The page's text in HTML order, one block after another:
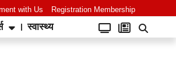
with Us Registration Membership
स्वास्थ्य